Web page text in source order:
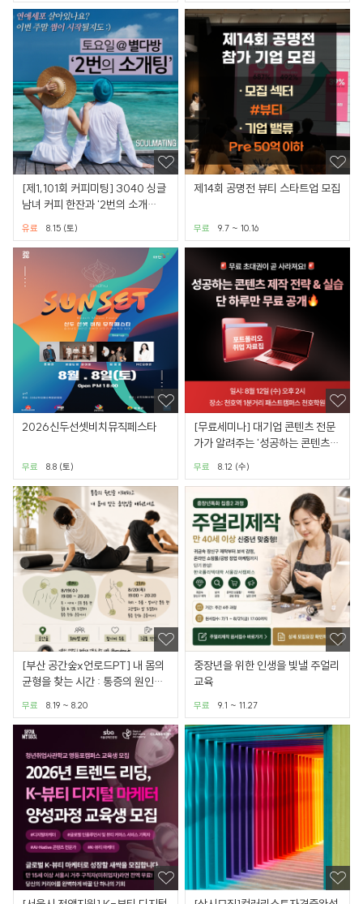
[제1,101회 커피미팅] 3040 싱글
남녀 커피 한잔과 '2번의 소개
팅'(강남권/별다방)
8.15 (토)
유료
제14회 공명전 뷰티 스타트업 모집
9.7 ~ 10.16
무료
2026신두선셋비치뮤직페스타
8.8 (토)
무료
[무료세미나] 대기업 콘텐츠 전문
가가 알려주는 '성공하는 콘텐츠
제작법' (선착순 24명)
8.12 (수)
무료
[부산 공간숲x언로드PT] 내 몸의
균형을 찾는 시간 : 통증의 원인을
8.19 ~ 8.20
무료
중장년을 위한 인생을 빛낼 주얼리
교육
9.1 ~ 11.27
무료